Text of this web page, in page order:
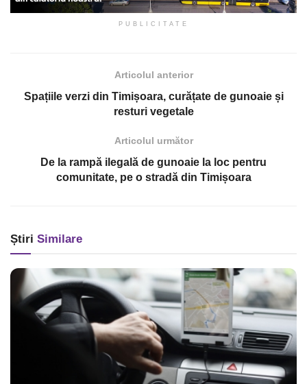
PUBLICITATE
Articolul anterior
Spațiile verzi din Timișoara, curățate de gunoaie și
resturi vegetale
Articolul următor
De la rampă ilegală de gunoaie la loc pentru
comunitate, pe o stradă din Timișoara
Știri Similare